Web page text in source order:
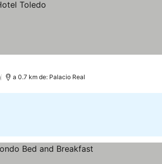
a 0.7 km de: Palacio Real